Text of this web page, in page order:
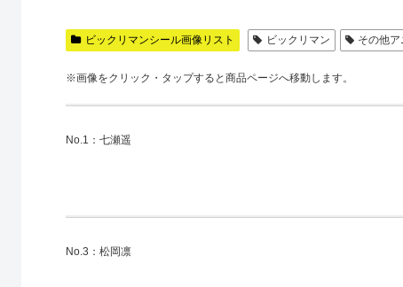
ビックリマンシール画像リスト ビックリマン その他ア
※画像をクリック・タップすると商品ページへ移動します。
No.1：七瀬遥
No.3：松岡凛